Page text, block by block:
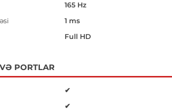
165 Hz
1 ms
Full HD
PORTLAR
✔
✔